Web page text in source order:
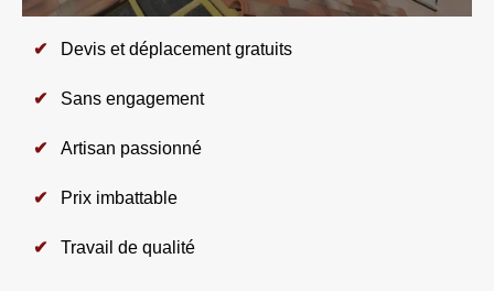
Devis et déplacement gratuits
Sans engagement
Artisan passionné
Prix imbattable
Travail de qualité